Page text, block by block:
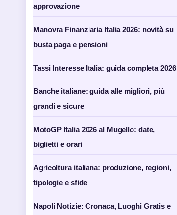
approvazione
Manovra Finanziaria Italia 2026: novità su
busta paga e pensioni
Tassi Interesse Italia: guida completa 2026
Banche italiane: guida alle migliori, più
grandi e sicure
MotoGP Italia 2026 al Mugello: date,
biglietti e orari
Agricoltura italiana: produzione, regioni,
tipologie e sfide
Napoli Notizie: Cronaca, Luoghi Gratis e